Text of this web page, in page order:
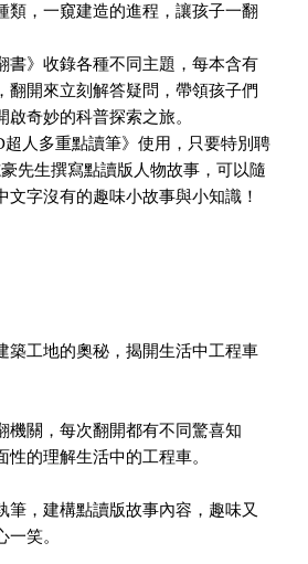
類，一窺建造的進程，讓孩子一翻
書》收錄各種不同主題，每本含有
翻開來立刻解答疑問，帶領孩子們
奇妙的科普探索之旅。
超人多重點讀筆》使用，只要特別聘
先生撰寫點讀版人物故事，可以隨
文字沒有的趣味小故事與小知識！
築工地的奧秘，揭開生活中工程車
機關，每次翻開都有不同驚喜知
性的理解生活中的工程車。
筆，建構點讀版故事內容，趣味又
笑。